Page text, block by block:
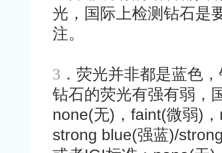
光，国际上检测钻石是
注。
3 ．荧光并非都是蓝色
钻石的荧光有强有弱，
none(无) ， faint(微弱) ，
strong blue(强蓝)/